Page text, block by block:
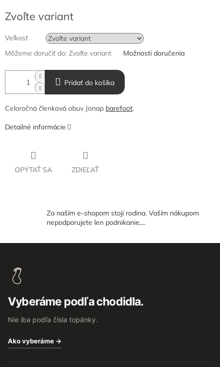
cena:
Zvoľte variant
Veľkosť
Môžeme doručiť do: Zvoľte variant Možnosti doručenia
Pridať do košíka
Celoročná členková obuv Jonap barefoot.
Detailné informácie
OPÝTAŤ SA ZDIEĽAŤ
Za naším e-shopom stojí rodina. Vaším nákupom
nepodporujete len podnikanie,...
Vyberáme podľa chodidla.
Nie iba podľa čísla topánky.
Ako vyberáme →